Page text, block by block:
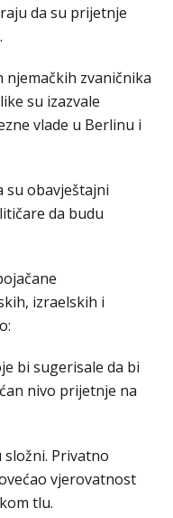
da su prijetnje
zvaničnika
su izazvale
vlade u Berlinu i
su obavještajni
da budu
izraelskih i
bi sugerisale da bi
nivo prijetnje na
složni. Privatno
vjerovatnost
tlu.